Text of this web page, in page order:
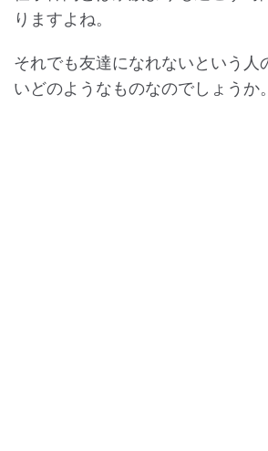
りますよね。
それでも友達になれないという人
いどのようなものなのでしょうか。